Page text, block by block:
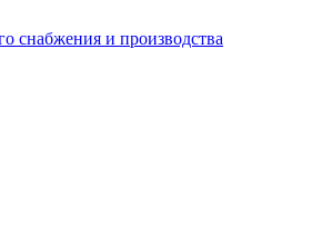
снабжения и производства